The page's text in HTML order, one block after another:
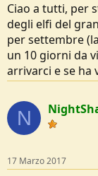
Ciao a tutti, per
degli elfi del
per settembre
un 10 giorni da
arrivarci e se ha
N
17 Marzo 2017